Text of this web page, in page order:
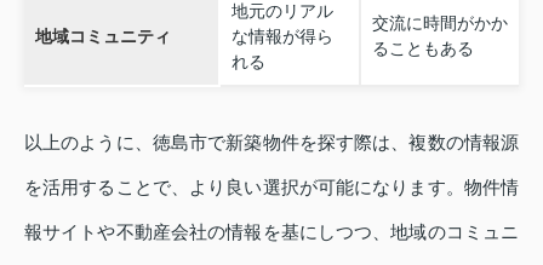
地域コミュニティ
地元のリアル
な情報が得ら
れる
交流に時間がかか
ることもある
以上のように、徳島市で新築物件を探す際は、複数の情報源
を活用することで、より良い選択が可能になります。物件情
報サイトや不動産会社の情報を基にしつつ、地域のコミュニ